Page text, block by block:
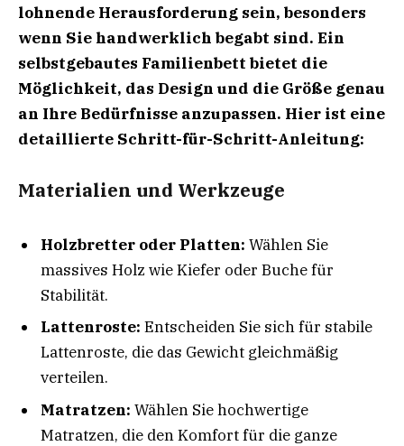
lohnende Herausforderung sein, besonders
wenn Sie handwerklich begabt sind. Ein
selbstgebautes Familienbett bietet die
Möglichkeit, das Design und die Größe genau
an Ihre Bedürfnisse anzupassen. Hier ist eine
detaillierte Schritt-für-Schritt-Anleitung:
Materialien und Werkzeuge
Holzbretter oder Platten: Wählen Sie
massives Holz wie Kiefer oder Buche für
Stabilität.
Lattenroste: Entscheiden Sie sich für stabile
Lattenroste, die das Gewicht gleichmäßig
verteilen.
Matratzen: Wählen Sie hochwertige
Matratzen, die den Komfort für die ganze